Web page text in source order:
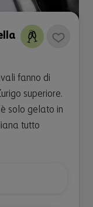
fanno di
superiore.
solo gelato in
tutto